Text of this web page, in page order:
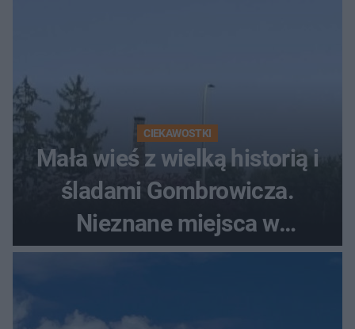
CIEKAWOSTKI
Mała wieś z wielką historią i
śladami Gombrowicza.
Nieznane miejsca w
Świętokrzyskiem